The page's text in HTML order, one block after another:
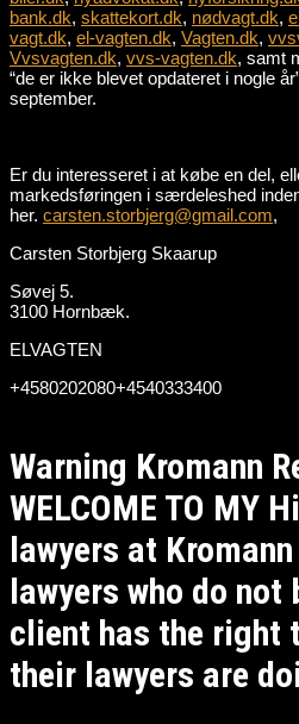
bank.dk, skattekort.dk, nødvagt.dk,
vagt.dk, el-vagten.dk, Vagten.dk,
Vvsvagten.dk, vvs-vagten.dk, samt
“de er ikke blevet opdateret i nogle
september.
Er du interesseret i at købe en del,
markedsføringen i særdeleshed
her. carsten.storbjerg@gmail.com,
Carsten Storbjerg Skaarup
Søvej 5.
3100 Hornbæk.
ELVAGTEN
+4580202080+4540333400
Warning Kromann
WELCOME TO MY
lawyers at
lawyers who do not
client has the right
their lawyers are